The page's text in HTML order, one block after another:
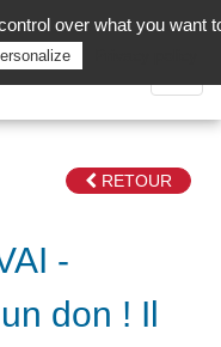
la
RETOUR
-
don ! Il
over what you want